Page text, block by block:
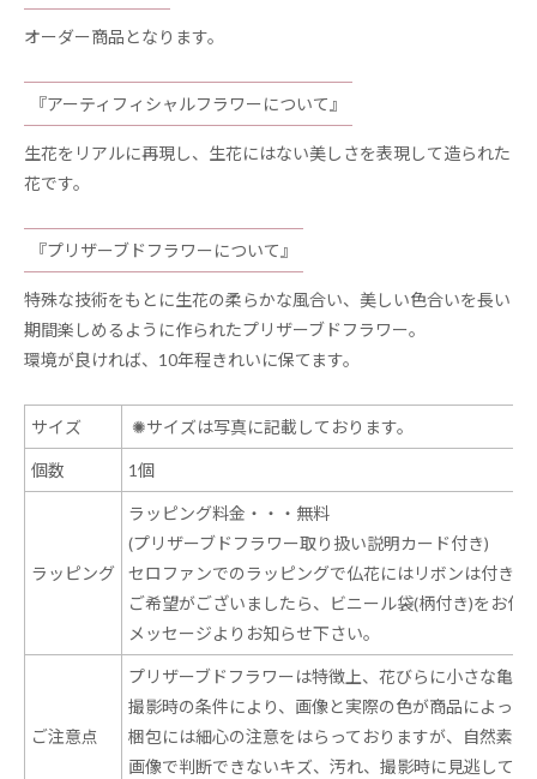
オーダー商品となります。
『アーティフィシャルフラワーについて』
生花をリアルに再現し、生花にはない美しさを表現して造られた
花です。
『プリザーブドフラワーについて』
特殊な技術をもとに生花の柔らかな風合い、美しい色合いを長い
期間楽しめるように作られたプリザーブドフラワー。
環境が良ければ、10年程きれいに保てます。
サイズ ✺サイズは写真に記載しております。
個数 1個
ラッピング
ラッピング料金・・・無料
(プリザーブドフラワー取り扱い説明カード付き)
セロファンでのラッピングで仏花にはリボンは付きま
ご希望がございましたら、ビニール袋(柄付き)をお付
メッセージよりお知らせ下さい。
ご注意点
プリザーブドフラワーは特徴上、花びらに小さな亀
撮影時の条件により、画像と実際の色が商品によって
梱包には細心の注意をはらっておりますが、自然素
画像で判断できないキズ、汚れ、撮影時に見逃して